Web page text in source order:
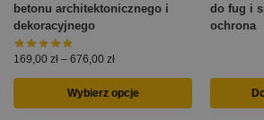
betonu architektonicznego i
dekoracyjnego
169,00 zł – 676,00 zł
Wybierz opcje
do fug i
ochrona